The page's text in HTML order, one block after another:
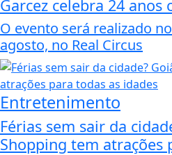
Garcez celebra 24 anos
O evento será realizado
agosto, no Real Circus
Entretenimento
Férias sem sair da
Shopping tem atrações